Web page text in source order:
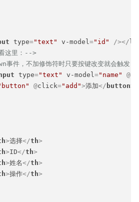
type="text" v-model ="id" /></
这里：-->
件，不加修饰符时只要按键改变就会触发
type="text" v-model ="name" @
@click="add">添加</ button>
>选择</th>
>ID</th>
>姓名</th>
>操作</th>